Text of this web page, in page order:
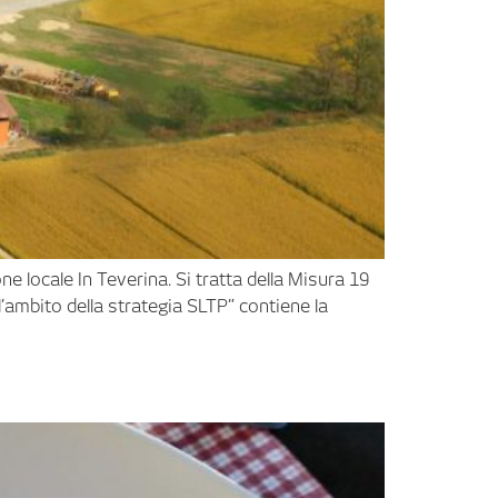
locale In Teverina. Si tratta della Misura 19
della strategia SLTP” contiene la